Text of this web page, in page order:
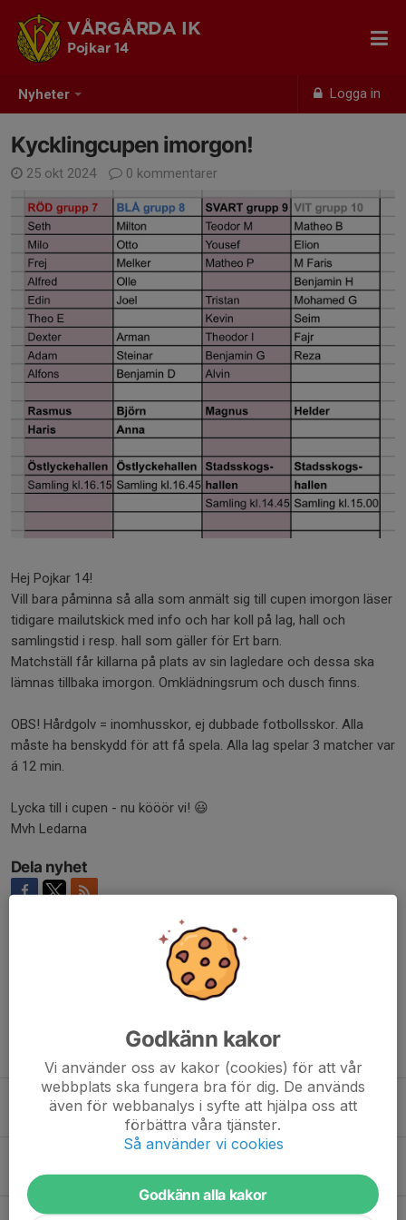
Nyheter Logga in
VÅRGÅRDA IK
Pojkar 14
Kycklingcupen imorgon!
25 okt 2024 0 kommentarer
Hej Pojkar 14!
Vill bara påminna så alla som anmält sig till cupen imorgon läser
tidigare mailutskick med info och har koll på lag, hall och
samlingstid i resp. hall som gäller för Ert barn.
Matchställ får killarna på plats av sin lagledare och dessa ska
lämnas tillbaka imorgon. Omklädningsrum och dusch finns.
OBS! Hårdgolv = inomhusskor, ej dubbade fotbollsskor. Alla
måste ha benskydd för att få spela. Alla lag spelar 3 matcher var
á 12 min.
Lycka till i cupen - nu kööör vi! 😃
Mvh Ledarna
Dela nyhet
Tidigare nyheter
Välkomna till fotbollssäsongen 2026!
20 feb, 21:35 0
7 dec 2025 0
Information Kycklingcupen pojkar14
Godkänn kakor
Vi använder oss av kakor (cookies) för att vår
webbplats ska fungera bra för dig. De används
även för webbanalys i syfte att hjälpa oss att
förbättra våra tjänster.
Så använder vi cookies
Godkänn alla kakor